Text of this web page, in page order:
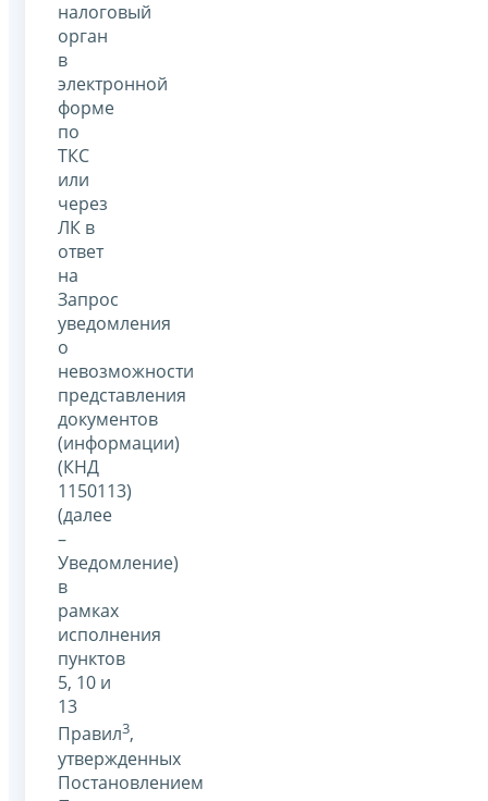
налоговый
орган
в
электронной
форме
по
ТКС
или
через
ЛК в
ответ
на
Запрос
уведомления
о
невозможности
представления
документов
(информации)
(КНД
1150113)
(далее
–
Уведомление)
в
рамках
исполнения
пунктов
5, 10 и
13
Правил3,
утвержденных
Постановлением